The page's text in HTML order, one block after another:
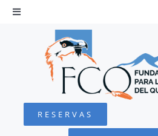
Saltar
Toggle
Navigation
QUEBRANTAHUESOS
FUNDACIÓN
RESERVAS